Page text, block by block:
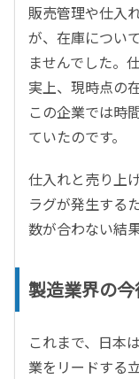
販売管理や仕入
が、在庫につい
ませんでした。
実上、現時点の
この企業では時
ていたのです。
仕入れと売り上
ラグが発生する
数が合わない結
製造業界の
これまで、日本
業をリードする